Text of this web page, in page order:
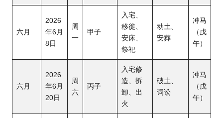
六月
2026
年6月
8日
周
一
甲子
入宅、
移徙、
安床、
祭祀
动土、
安葬
冲马
（戊
午）
六月
2026
年6月
20日
周
六
丙子
入宅修
造、拆
卸、出
火
破土、
词讼
冲马
（戊
午）